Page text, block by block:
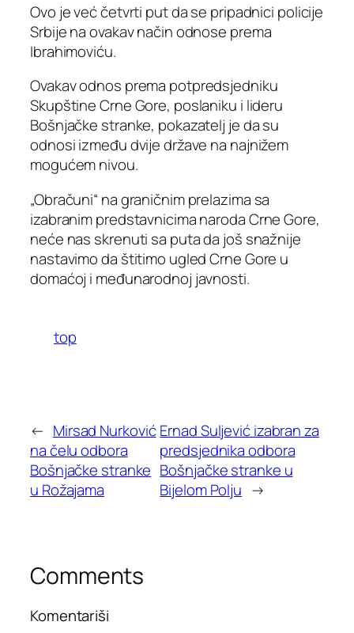
Ovo je već četvrti put da se pripadnici policije
Srbije na ovakav način odnose prema
Ibrahimoviću.
Ovakav odnos prema potpredsjedniku
Skupštine Crne Gore, poslaniku i lideru
Bošnjačke stranke, pokazatelj je da su
odnosi između dvije države na najnižem
mogućem nivou.
„Obračuni“ na graničnim prelazima sa
izabranim predstavnicima naroda Crne Gore,
neće nas skrenuti sa puta da još snažnije
nastavimo da štitimo ugled Crne Gore u
domaćoj i međunarodnoj javnosti.
top
← Mirsad Nurković
na čelu odbora
Bošnjačke stranke
u Rožajama
Ernad Suljević izabran za
predsjednika odbora
Bošnjačke stranke u
Bijelom Polju →
Comments
Komentariši